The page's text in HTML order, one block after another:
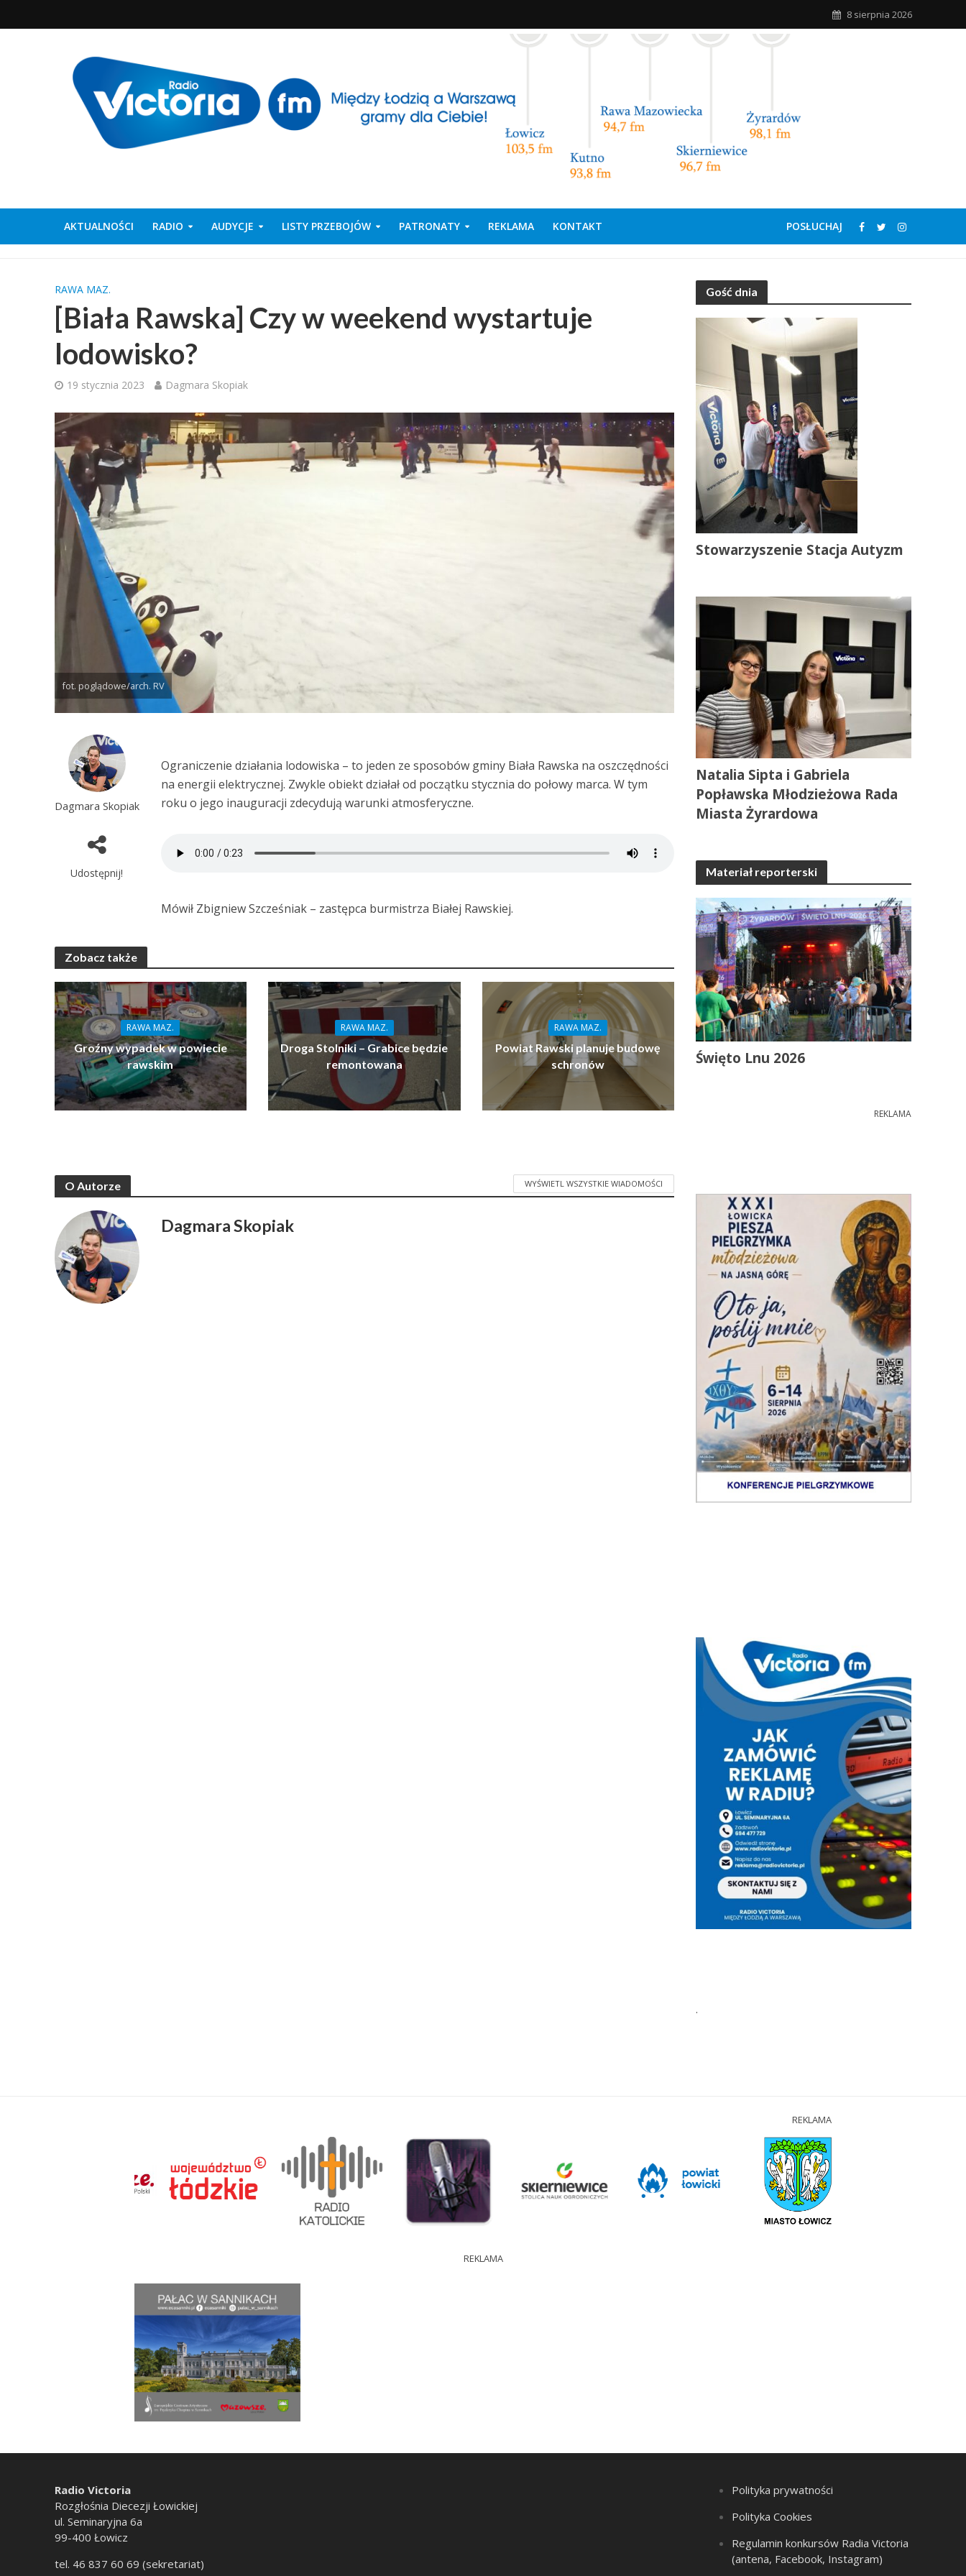
8 sierpnia 2026
AKTUALNOŚCI RADIO AUDYCJE LISTY PRZEBOJÓW PATRONATY REKLAMA KONTAKT POSŁUCHAJ
RAWA MAZ.
[Biała Rawska] Czy w weekend wystartuje
lodowisko?
19 stycznia 2023 Dagmara Skopiak
fot. poglądowe/arch. RV
Dagmara Skopiak
Udostępnij!
Ograniczenie działania lodowiska – to jeden ze sposobów gminy Biała Rawska na oszczędności
na energii elektrycznej. Zwykle obiekt działał od początku stycznia do połowy marca. W tym
roku o jego inauguracji zdecydują warunki atmosferyczne.
Mówił Zbigniew Szcześniak – zastępca burmistrza Białej Rawskiej.
Zobacz także
RAWA MAZ.
Groźny wypadek w powiecie
rawskim
RAWA MAZ.
Droga Stolniki – Grabice będzie
remontowana
RAWA MAZ.
Powiat Rawski planuje budowę
schronów
O Autorze WYŚWIETL WSZYSTKIE WIADOMOŚCI
Dagmara Skopiak
Gość dnia
Stowarzyszenie Stacja Autyzm
Natalia Sipta i Gabriela
Popławska Młodzieżowa Rada
Miasta Żyrardowa
Materiał reporterski
Święto Lnu 2026
REKLAMA
.
REKLAMA
REKLAMA
Radio Victoria
Rozgłośnia Diecezji Łowickiej
ul. Seminaryjna 6a
99-400 Łowicz
tel. 46 837 60 69 (sekretariat)
Polityka prywatności
Polityka Cookies
Regulamin konkursów Radia Victoria
(antena, Facebook, Instagram)